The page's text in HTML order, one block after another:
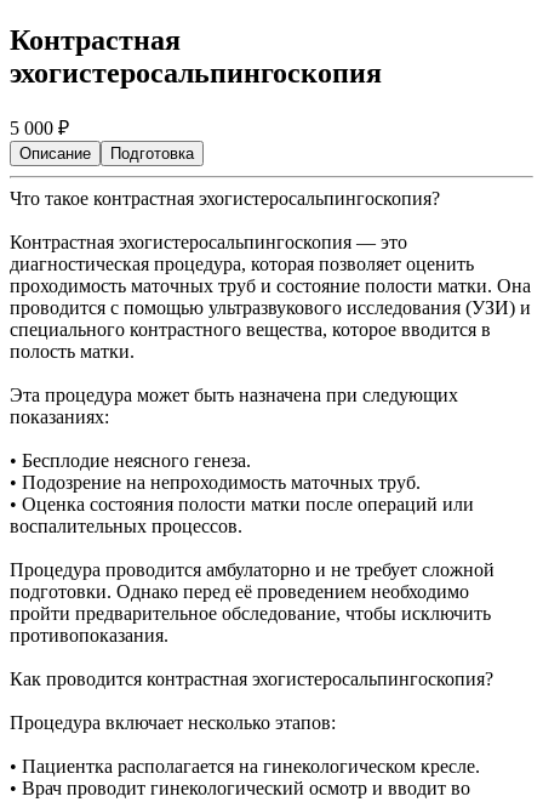
Контрастная
эхогистеросальпингоскопия
5 000 ₽
Описание Подготовка
Что такое контрастная эхогистеросальпингоскопия?
Контрастная эхогистеросальпингоскопия — это
диагностическая процедура, которая позволяет оценить
проходимость маточных труб и состояние полости матки. Она
проводится с помощью ультразвукового исследования (УЗИ) и
специального контрастного вещества, которое вводится в
полость матки.
Эта процедура может быть назначена при следующих
показаниях:
• Бесплодие неясного генеза.
• Подозрение на непроходимость маточных труб.
• Оценка состояния полости матки после операций или
воспалительных процессов.
Процедура проводится амбулаторно и не требует сложной
подготовки. Однако перед её проведением необходимо
пройти предварительное обследование, чтобы исключить
противопоказания.
Как проводится контрастная эхогистеросальпингоскопия?
Процедура включает несколько этапов:
• Пациентка располагается на гинекологическом кресле.
• Врач проводит гинекологический осмотр и вводит во